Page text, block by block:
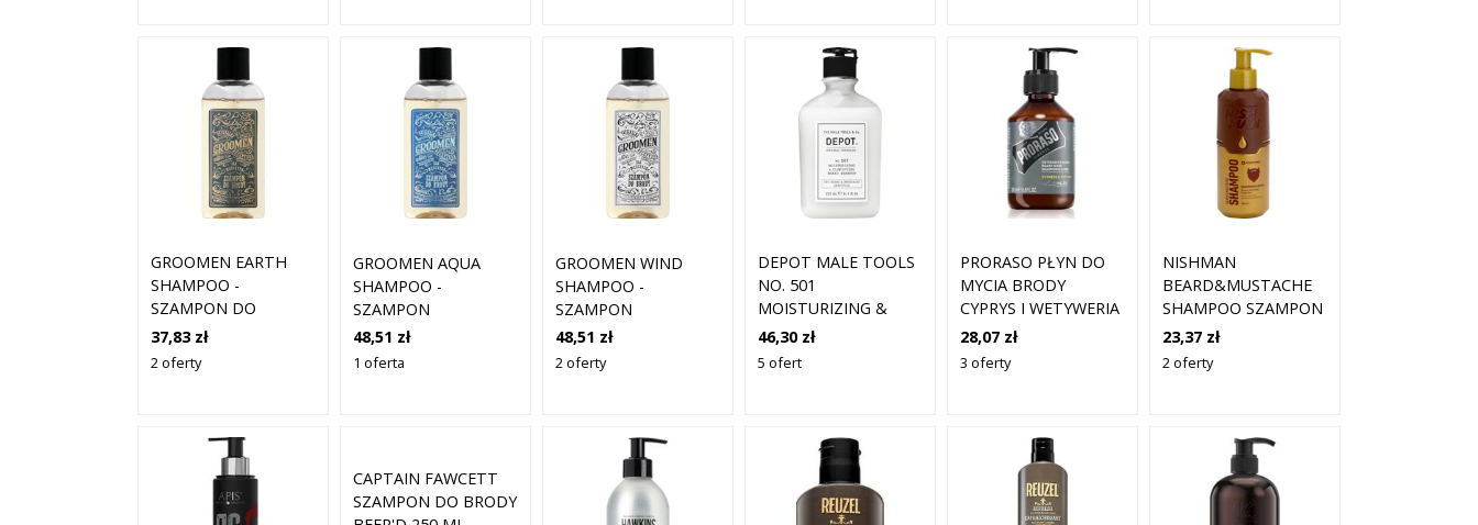
GROOMEN EARTH
SHAMPOO -
SZAMPON DO
PIELĘGNACJI BRODY,
150ML
37,83 zł
2 oferty
GROOMEN AQUA
SHAMPOO -
SZAMPON
PIELĘGNUJĄCY DO
BRODY, 150ML
48,51 zł
1 oferta
GROOMEN WIND
SHAMPOO -
SZAMPON
PIELĘGNUJĄCY DO
BRODY, 150ML
48,51 zł
2 oferty
DEPOT MALE TOOLS
NO. 501
MOISTURIZING &
CLARIFYING BEARD
SHAMPOO 250
46,30 zł
5 ofert
PRORASO PŁYN DO
MYCIA BRODY
CYPRYS I WETYWERIA
200ML
28,07 zł
3 oferty
NISHMAN
BEARD&MUSTACHE
SHAMPOO SZAMPON
OCZYSZCZAJĄCY DO
BRODY 200 ML
23,37 zł
2 oferty
CAPTAIN FAWCETT
SZAMPON DO BRODY